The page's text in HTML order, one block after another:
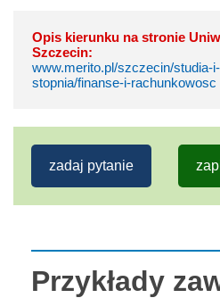
Opis kierunku na stronie
Szczecin:
www.merito.pl/szczecin/studia-
stopnia/finanse-i-rachunkowosc
zadaj pytanie
Przykłady